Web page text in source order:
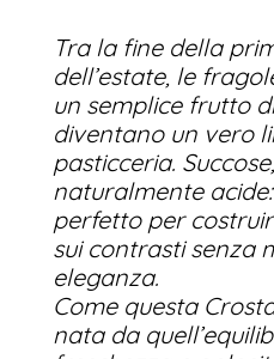
Tra la fine della
dell’estate, le
un semplice frutto
diventano un vero
pasticceria.
naturalmente
perfetto per
sui contrasti senza
eleganza.
Come questa
nata da